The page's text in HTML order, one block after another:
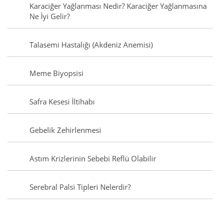
Karaciğer Yağlanması Nedir? Karaciğer Yağlanmasına
Ne İyi Gelir?
Talasemi Hastalığı (Akdeniz Anemisi)
Meme Biyopsisi
Safra Kesesi İltihabı
Gebelik Zehirlenmesi
Astım Krizlerinin Sebebi Reflü Olabilir
Serebral Palsi Tipleri Nelerdir?